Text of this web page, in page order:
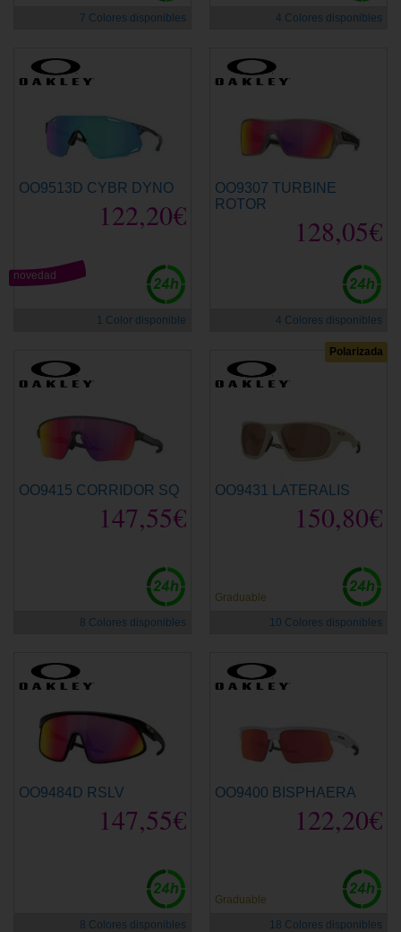
7 Colores disponibles 4 Colores disponibles
OO9513D CYBR DYNO
122,20€
novedad
1 Color disponible
OO9307 TURBINE
ROTOR
128,05€
4 Colores disponibles
OO9415 CORRIDOR SQ
147,55€
8 Colores disponibles
Polarizada
OO9431 LATERALIS
150,80€
Graduable
10 Colores disponibles
OO9484D RSLV
147,55€
8 Colores disponibles
OO9400 BISPHAERA
122,20€
Graduable
18 Colores disponibles